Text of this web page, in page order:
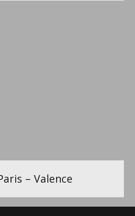
– Valence